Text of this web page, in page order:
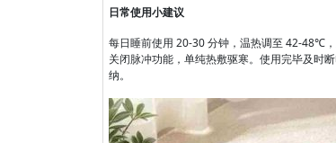
日常使用小建议
每日睡前使用 20-30 分钟，温热调至 42-48℃
关闭脉冲功能，单纯热敷驱寒。使用完毕及时
纳。